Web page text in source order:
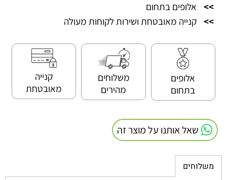
>>
אלופים בתחום
>> קנייה מאובטחת ושירות לקוחות מעולה
אלופים
בתחום
משלוחים
מהירים
קנייה
מאובטחת
שאל אותנו על מוצר זה
משלוחים